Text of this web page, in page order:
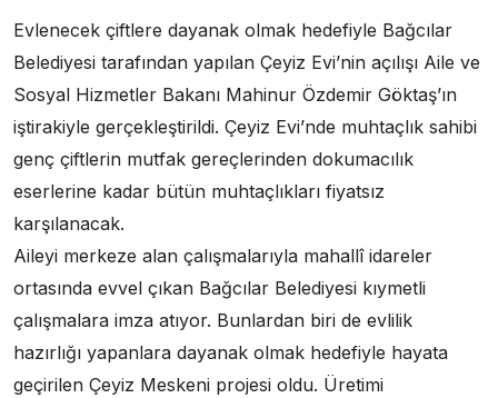
Evlenecek çiftlere dayanak olmak hedefiyle Bağcılar
Belediyesi tarafından yapılan Çeyiz Evi’nin açılışı Aile ve
Sosyal Hizmetler Bakanı Mahinur Özdemir Göktaş’ın
iştirakiyle gerçekleştirildi. Çeyiz Evi’nde muhtaçlık sahibi
genç çiftlerin mutfak gereçlerinden dokumacılık
eserlerine kadar bütün muhtaçlıkları fiyatsız
karşılanacak.
Aileyi merkeze alan çalışmalarıyla mahallî idareler
ortasında evvel çıkan Bağcılar Belediyesi kıymetli
çalışmalara imza atıyor. Bunlardan biri de evlilik
hazırlığı yapanlara dayanak olmak hedefiyle hayata
geçirilen Çeyiz Meskeni projesi oldu. Üretimi